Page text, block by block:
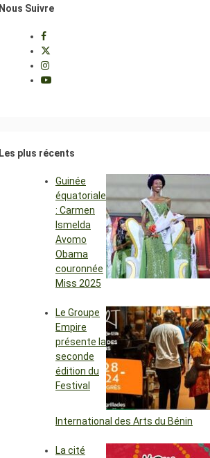
Nous Suivre
Les plus récents
Guinée
équatoriale
: Carmen
Ismelda
Avomo
Obama
couronnée
Miss 2025
Le Groupe
Empire
présente la
seconde
édition du
Festival
International des Arts du Bénin
La cité